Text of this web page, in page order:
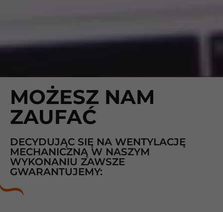
MOŻESZ NAM
ZAUFAĆ
DECYDUJĄC SIĘ NA WENTYLACJĘ
MECHANICZNĄ W NASZYM
WYKONANIU ZAWSZE
GWARANTUJEMY: